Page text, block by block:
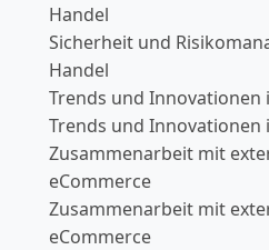
Handel
Sicherheit und
Handel
Trends und Innovationen
Trends und Innovationen
Zusammenarbeit mit
eCommerce
Zusammenarbeit mit
eCommerce